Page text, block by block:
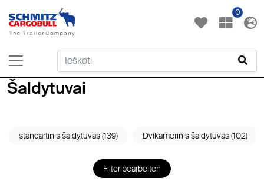
0
Šaldytuvai
standartinis šaldytuvas (139) Dvikamerinis šaldytuvas (102)
Filter bearbeiten